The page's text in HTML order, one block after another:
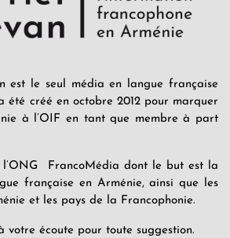
est le seul média en langue française
été créé en octobre 2012 pour marquer
à l’OIF en tant que membre à part
FrancoMédia dont le but est la
française en Arménie, ainsi que les
et les pays de la Francophonie.
votre écoute pour toute suggestion.